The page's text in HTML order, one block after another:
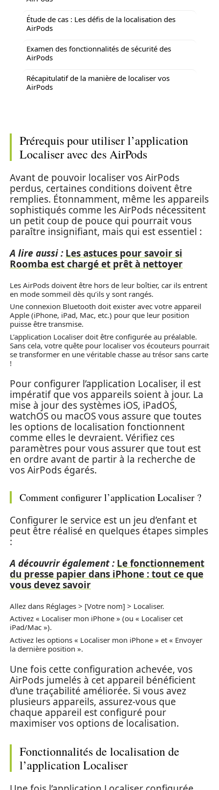
Étude de cas : Les défis de la localisation des
AirPods
Examen des fonctionnalités de sécurité des
AirPods
Récapitulatif de la manière de localiser vos
AirPods
Prérequis pour utiliser l’application
Localiser avec des AirPods
Avant de pouvoir localiser vos AirPods
perdus, certaines conditions doivent être
remplies. Étonnamment, même les appareils
sophistiqués comme les AirPods nécessitent
un petit coup de pouce qui pourrait vous
paraître insignifiant, mais qui est essentiel :
A lire aussi : Les astuces pour savoir si
Roomba est chargé et prêt à nettoyer
Les AirPods doivent être hors de leur boîtier, car ils entrent
en mode sommeil dès qu’ils y sont rangés.
Une connexion Bluetooth doit exister avec votre appareil
Apple (iPhone, iPad, Mac, etc.) pour que leur position
puisse être transmise.
L’application Localiser doit être configurée au préalable.
Sans cela, votre quête pour localiser vos écouteurs pourrait
se transformer en une véritable chasse au trésor sans carte
!
Pour configurer l’application Localiser, il est
impératif que vos appareils soient à jour. La
mise à jour des systèmes iOS, iPadOS,
watchOS ou macOS vous assure que toutes
les options de localisation fonctionnent
comme elles le devraient. Vérifiez ces
paramètres pour vous assurer que tout est
en ordre avant de partir à la recherche de
vos AirPods égarés.
Comment configurer l’application Localiser ?
Configurer le service est un jeu d’enfant et
peut être réalisé en quelques étapes simples
:
A découvrir également : Le fonctionnement
du presse papier dans iPhone : tout ce que
vous devez savoir
Allez dans Réglages > [Votre nom] > Localiser.
Activez « Localiser mon iPhone » (ou « Localiser cet
iPad/Mac »).
Activez les options « Localiser mon iPhone » et « Envoyer
la dernière position ».
Une fois cette configuration achevée, vos
AirPods jumelés à cet appareil bénéficient
d’une traçabilité améliorée. Si vous avez
plusieurs appareils, assurez-vous que
chaque appareil est configuré pour
maximiser vos options de localisation.
Fonctionnalités de localisation de
l’application Localiser